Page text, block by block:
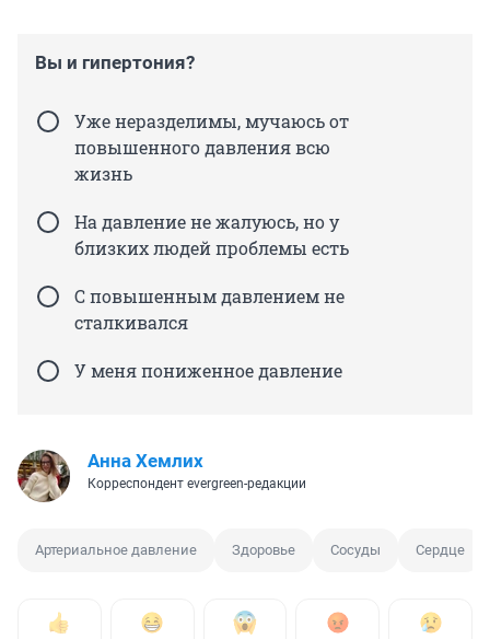
Вы и гипертония?
Уже неразделимы, мучаюсь от
повышенного давления всю
жизнь
На давление не жалуюсь, но у
близких людей проблемы есть
С повышенным давлением не
сталкивался
У меня пониженное давление
Анна Хемлих
Корреспондент evergreen-редакции
Артериальное давление Здоровье Сосуды Сердце